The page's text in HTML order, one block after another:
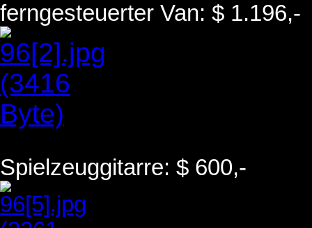
ferngesteuerter Van: $ 1.196,-
Spielzeuggitarre: $ 600,-